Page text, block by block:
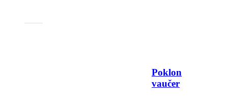
Poklon
vaučer